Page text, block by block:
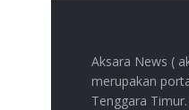
Aksara News (
merupakan
Tenggara